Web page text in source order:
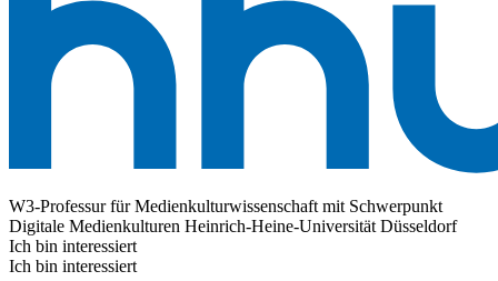
W3-Professur für Medienkulturwissenschaft mit Schwerpunkt
Digitale Medienkulturen Heinrich-Heine-Universität Düsseldorf
Ich bin interessiert
Ich bin interessiert